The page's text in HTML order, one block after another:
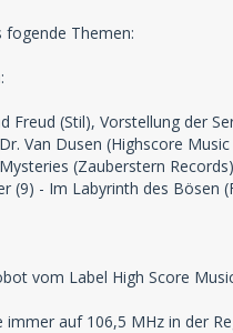
fogende Themen:
Freud (Stil), Vorstellung der
Van Dusen (Highscore
(Zauberstern
(9) - Im Labyrinth des Bösen
vom Label High Score
immer auf 106,5 MHz in der